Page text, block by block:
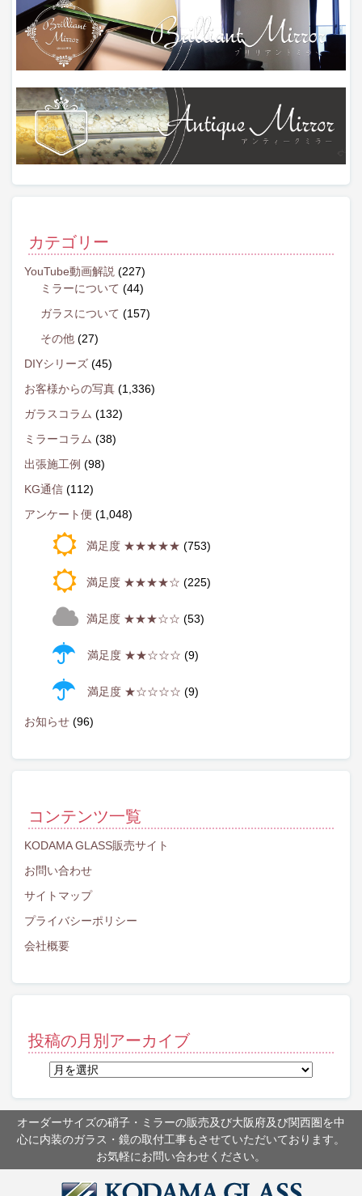
カテゴリー
YouTube動画解説 (227)
ミラーについて (44)
ガラスについて (157)
その他 (27)
DIYシリーズ (45)
お客様からの写真 (1,336)
ガラスコラム (132)
ミラーコラム (38)
出張施工例 (98)
KG通信 (112)
アンケート便 (1,048)
満足度 ★★★★★ (753)
満足度 ★★★★☆ (225)
満足度 ★★★☆☆ (53)
満足度 ★★☆☆☆ (9)
満足度 ★☆☆☆☆ (9)
お知らせ (96)
コンテンツ一覧
KODAMA GLASS販売サイト
お問い合わせ
サイトマップ
プライバシーポリシー
会社概要
投稿の月別アーカイブ
月
別
ー
オーダーサイズの硝子・ミラーの販売及び大阪府及び関西圏を中
心に内装のガラス・鏡の取付工事もさせていただいております。
お気軽にお問い合わせください。